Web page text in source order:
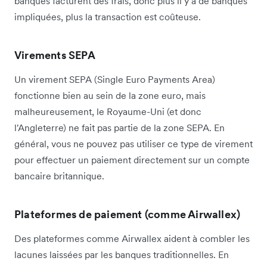
impliquées, plus la transaction est coûteuse.
Virements SEPA
Un virement SEPA (Single Euro Payments Area)
fonctionne bien au sein de la zone euro, mais
malheureusement, le Royaume-Uni (et donc
l'Angleterre) ne fait pas partie de la zone SEPA. En
général, vous ne pouvez pas utiliser ce type de virement
pour effectuer un paiement directement sur un compte
bancaire britannique.
Plateformes de paiement (comme Airwallex)
Des plateformes comme Airwallex aident à combler les
lacunes laissées par les banques traditionnelles. En